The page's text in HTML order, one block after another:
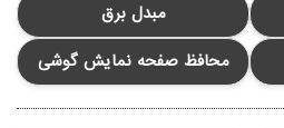
مبدل برق
محافظ صفحه نمایش گوشی